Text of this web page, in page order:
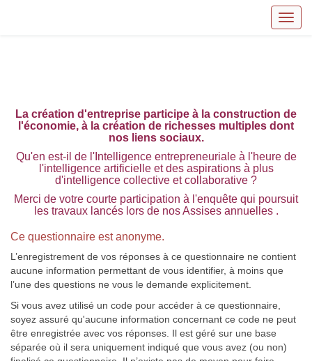
La création d'entreprise participe à la construction de
l'économie, à la création de richesses multiples dont
nos liens sociaux.
Qu'en est-il de l'Intelligence entrepreneuriale à l'heure de
l'intelligence artificielle et des aspirations à plus
d'intelligence collective et collaborative ?
Merci de votre courte participation à l'enquête qui poursuit
les travaux lancés lors de nos Assises annuelles .
Ce questionnaire est anonyme.
L’enregistrement de vos réponses à ce questionnaire ne contient
aucune information permettant de vous identifier, à moins que
l’une des questions ne vous le demande explicitement.
Si vous avez utilisé un code pour accéder à ce questionnaire,
soyez assuré qu'aucune information concernant ce code ne peut
être enregistrée avec vos réponses. Il est géré sur une base
séparée où il sera uniquement indiqué que vous avez (ou non)